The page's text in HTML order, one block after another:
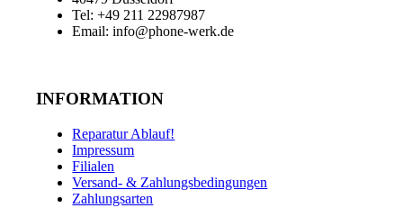
Tel: +49 211 22987987
Email: info@phone-werk.de
INFORMATION
Reparatur Ablauf!
Impressum
Filialen
Versand- & Zahlungsbedingungen
Zahlungsarten